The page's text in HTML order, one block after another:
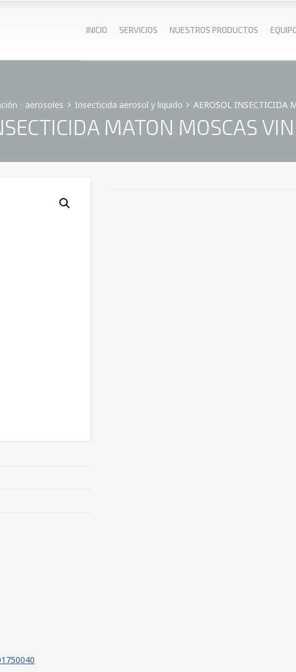
INICIO SERVICIOS NUESTROS PRODUCTOS
- aerosoles Insecticida aerosol y liquido AEROSOL INSECTICIDA
MATON MOSCAS